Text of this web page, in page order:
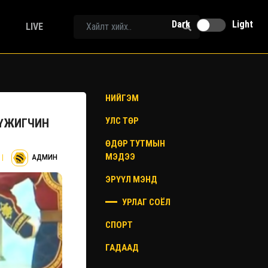
LIVE Dark Light
| АДМИН
НИЙГЭМ
УЛС ТӨР
ӨДӨР ТУТМЫН
МЭДЭЭ
ЭРҮҮЛ МЭНД
УРЛАГ СОЁЛ
СПОРТ
ГАДААД